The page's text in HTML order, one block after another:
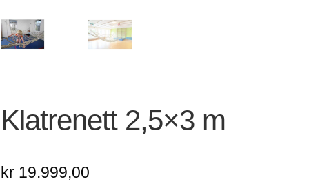
Klatrenett 2,5×3 m
kr 19.999,00